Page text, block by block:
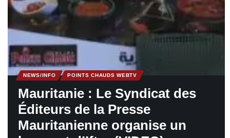
NEWS/INFO POINTS CHAUDS WEBTV
Mauritanie : Le Syndicat des
Éditeurs de la Presse
Mauritanienne organise un